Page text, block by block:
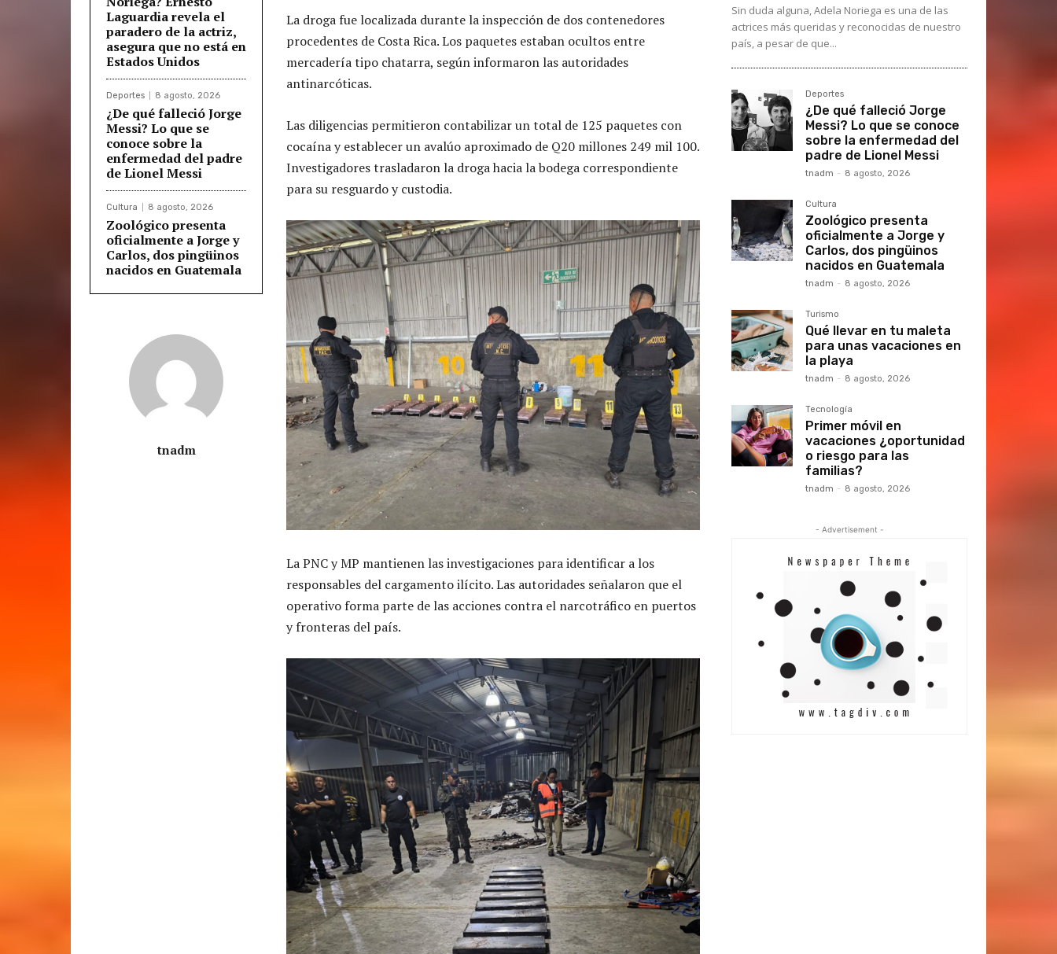
Laguardia revela el
paradero de la actriz,
asegura que no está en
Estados Unidos
Deportes 8 agosto, 2026
¿De qué falleció Jorge
Messi? Lo que se
conoce sobre la
enfermedad del padre
de Lionel Messi
Cultura 8 agosto, 2026
Zoológico presenta
oficialmente a Jorge y
Carlos, dos pingüinos
nacidos en Guatemala
tnadm
La droga fue localizada durante la inspección de dos contenedores
procedentes de Costa Rica. Los paquetes estaban ocultos entre
mercadería tipo chatarra, según informaron las autoridades
antinarcóticas.
Las diligencias permitieron contabilizar un total de 125 paquetes con
cocaína y establecer un avalúo aproximado de Q20 millones 249 mil 100.
Investigadores trasladaron la droga hacia la bodega correspondiente
para su resguardo y custodia.
La PNC y MP mantienen las investigaciones para identificar a los
responsables del cargamento ilícito. Las autoridades señalaron que el
operativo forma parte de las acciones contra el narcotráfico en puertos
y fronteras del país.
Sin duda alguna, Adela Noriega es una de las
actrices más queridas y reconocidas de nuestro
país, a pesar de que...
Deportes
¿De qué falleció Jorge
Messi? Lo que se conoce
sobre la enfermedad del
padre de Lionel Messi
tnadm - 8 agosto, 2026
Cultura
Zoológico presenta
oficialmente a Jorge y
Carlos, dos pingüinos
nacidos en Guatemala
tnadm - 8 agosto, 2026
Turismo
Qué llevar en tu maleta
para unas vacaciones en
la playa
tnadm - 8 agosto, 2026
Tecnología
Primer móvil en
vacaciones ¿oportunidad
o riesgo para las
familias?
tnadm - 8 agosto, 2026
- Advertisement -